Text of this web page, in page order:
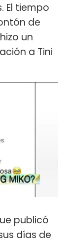
El tiempo
de
un
a Tini
publicó
días de